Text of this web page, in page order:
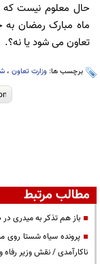
حال معلوم نیست که
ماه مبارک رمضان
تعاون می شود یا نه؟.
برچسب ها: وزارت تعاون ،
مطالب مرتبط
باز هم تذکر به میدری در صحن
ناکارآمدی / نقش وزیر